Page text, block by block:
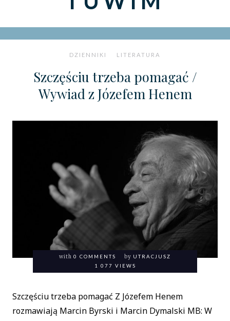
DZIENNIKI LITERATURA
Szczęściu trzeba pomagać /
Wywiad z Józefem Henem
with 0 COMMENTS by UTRACJUSZ
1 077 VIEWS
Szczęściu trzeba pomagać Z Józefem Henem
rozmawiają Marcin Byrski i Marcin Dymalski MB: W